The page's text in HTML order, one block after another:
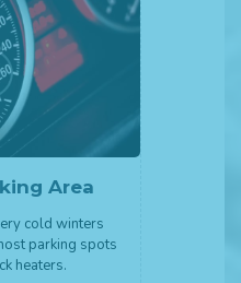
Area
cold winters
parking spots
heaters.